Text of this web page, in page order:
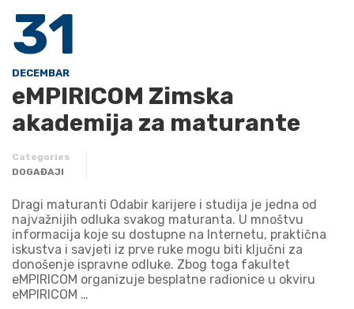
31
DECEMBAR
eMPIRICOM Zimska
akademija za maturante
Categories
DOGAĐAJI
Dragi maturanti Odabir karijere i studija je jedna od
najvažnijih odluka svakog maturanta. U mnoštvu
informacija koje su dostupne na Internetu, praktična
iskustva i savjeti iz prve ruke mogu biti ključni za
donošenje ispravne odluke. Zbog toga fakultet
eMPIRICOM organizuje besplatne radionice u okviru
eMPIRICOM …